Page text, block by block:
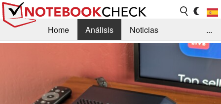
Home Análisis
Noticias
Orientación para la Compra
Busca
...